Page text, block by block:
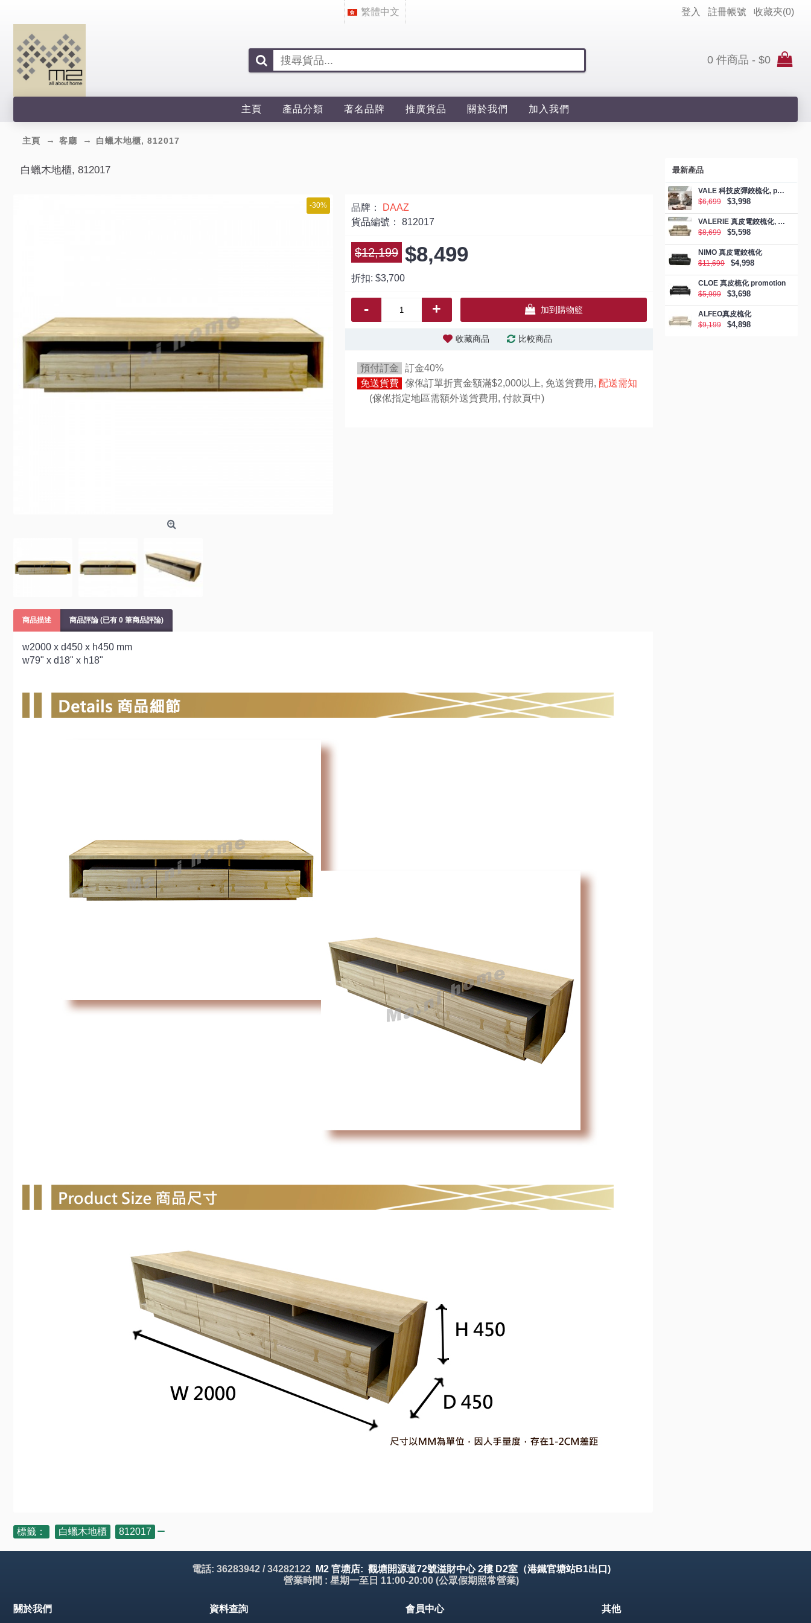
繁體中文 登入 註冊帳號 收藏夾(0)
0 件商品 - $0
主頁 產品分類 著名品牌 推廣貨品 關於我們 加入我們
主頁 客廳 白蠟木地櫃, 812017
最新產品
VALE 科技皮彈鉸梳化, promotion
$6,699
$3,998
VALERIE 真皮電鉸梳化, promotion
$8,699
$5,598
NIMO 真皮電鉸梳化
$11,699
$4,998
CLOE 真皮梳化 promotion
$5,999
$3,698
ALFEO真皮梳化
$9,199
$4,898
白蠟木地櫃, 812017
-30% 品牌：
DAAZ
貨品編號： 812017
$12,199 $8,499
折扣: $3,700
- + 加到購物籃
收藏商品 比較商品
預付訂金
訂金40%
免送貨費 傢俬訂單折實金額滿$2,000以上, 免送貨費用, 配送需知
(傢俬指定地區需額外送貨費用, 付款頁中)
商品描述 商品評論 (已有 0 筆商品評論)
w2000 x d450 x h450 mm
w79" x d18" x h18"
標籤： 白蠟木地櫃 812017
電話: 36283942 / 34282122
M2 官塘店: 觀塘開源道72號溢財中心 2樓 D2室（港鐵官塘站B1出口)
營業時間 : 星期一至日 11:00-20:00 (公眾假期照常營業)
關於我們 資料查詢 會員中心 其他